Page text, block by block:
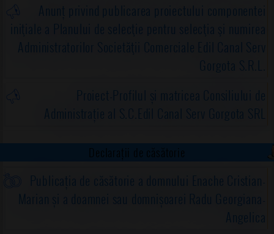
Anunț privind publicarea proiectului componentei
iniţiale a Planului de selecţie pentru selecţia şi numirea
Administratorilor Societăţii Comerciale Edil Canal Serv
Gorgota S.R.L.
Proiect-Profilul și matricea Consiliului de
Administrație al S.C.Edil Canal Serv Gorgota SRL
Declarații de căsătorie
Publicația de căsătorie a domnului Enache Cristian-
Marian și a doamnei sau domnișoarei Radu Georgiana-
Angelica